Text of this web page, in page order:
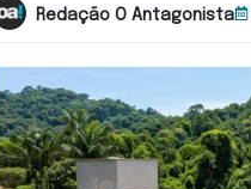
Redação O Antagonista